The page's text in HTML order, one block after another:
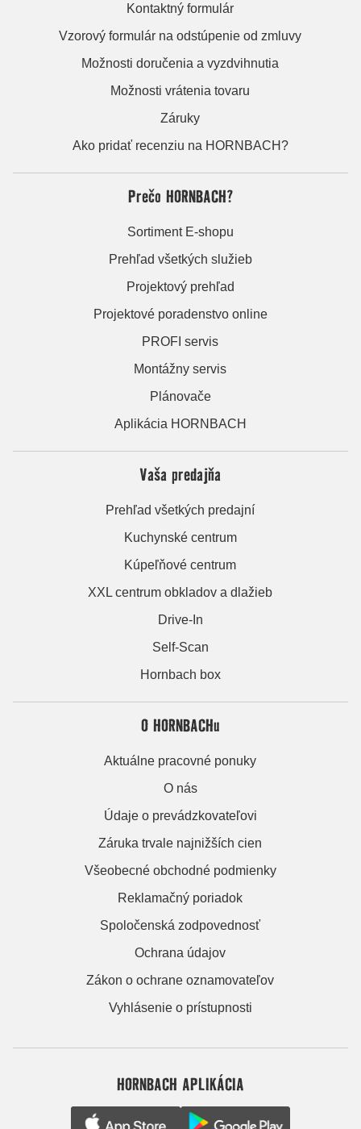
Kontaktný formulár
Vzorový formulár na odstúpenie od zmluvy
Možnosti doručenia a vyzdvihnutia
Možnosti vrátenia tovaru
Záruky
Ako pridať recenziu na HORNBACH?
Prečo HORNBACH?
Sortiment E-shopu
Prehľad všetkých služieb
Projektový prehľad
Projektové poradenstvo online
PROFI servis
Montážny servis
Plánovače
Aplikácia HORNBACH
Vaša predajňa
Prehľad všetkých predajní
Kuchynské centrum
Kúpeľňové centrum
XXL centrum obkladov a dlažieb
Drive-In
Self-Scan
Hornbach box
O HORNBACHu
Aktuálne pracovné ponuky
O nás
Údaje o prevádzkovateľovi
Záruka trvale najnižších cien
Všeobecné obchodné podmienky
Reklamačný poriadok
Spoločenská zodpovednosť
Ochrana údajov
Zákon o ochrane oznamovateľov
Vyhlásenie o prístupnosti
HORNBACH APLIKÁCIA